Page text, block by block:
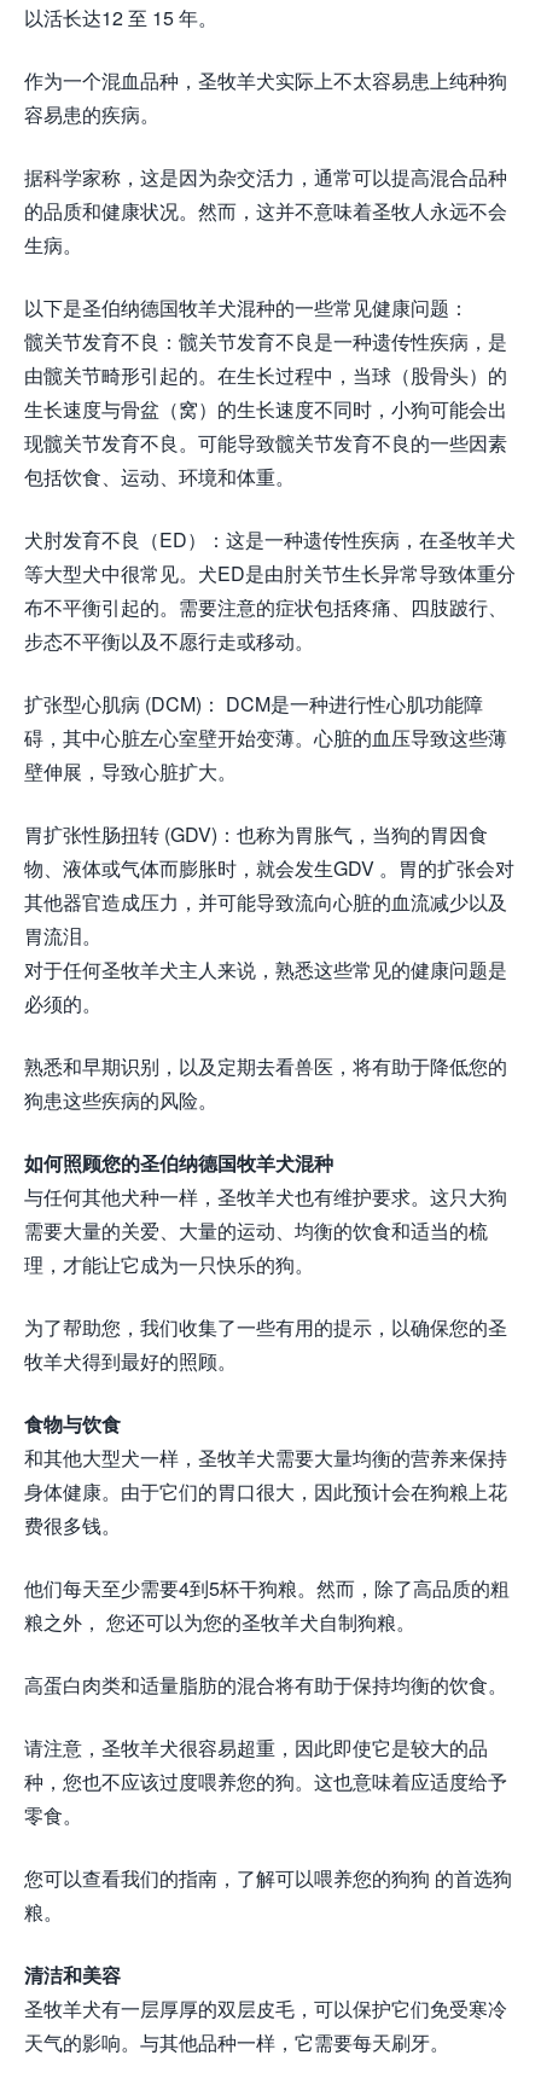
以活长达12 至 15 年。
作为一个混血品种，圣牧羊犬实际上不太容易患上纯种狗
容易患的疾病。
据科学家称，这是因为杂交活力，通常可以提高混合品种
的品质和健康状况。然而，这并不意味着圣牧人永远不会
生病。
以下是圣伯纳德国牧羊犬混种的一些常见健康问题：
髋关节发育不良：髋关节发育不良是一种遗传性疾病，是
由髋关节畸形引起的。在生长过程中，当球（股骨头）的
生长速度与骨盆（窝）的生长速度不同时，小狗可能会出
现髋关节发育不良。可能导致髋关节发育不良的一些因素
包括饮食、运动、环境和体重。
犬肘发育不良（ED）：这是一种遗传性疾病，在圣牧羊犬
等大型犬中很常见。犬ED是由肘关节生长异常导致体重分
布不平衡引起的。需要注意的症状包括疼痛、四肢跛行、
步态不平衡以及不愿行走或移动。
扩张型心肌病 (DCM)： DCM是一种进行性心肌功能障
碍，其中心脏左心室壁开始变薄。心脏的血压导致这些薄
壁伸展，导致心脏扩大。
胃扩张性肠扭转 (GDV)：也称为胃胀气，当狗的胃因食
物、液体或气体而膨胀时，就会发生GDV 。胃的扩张会对
其他器官造成压力，并可能导致流向心脏的血流减少以及
胃流泪。
对于任何圣牧羊犬主人来说，熟悉这些常见的健康问题是
必须的。
熟悉和早期识别，以及定期去看兽医，将有助于降低您的
狗患这些疾病的风险。
如何照顾您的圣伯纳德国牧羊犬混种
与任何其他犬种一样，圣牧羊犬也有维护要求。这只大狗
需要大量的关爱、大量的运动、均衡的饮食和适当的梳
理，才能让它成为一只快乐的狗。
为了帮助您，我们收集了一些有用的提示，以确保您的圣
牧羊犬得到最好的照顾。
食物与饮食
和其他大型犬一样，圣牧羊犬需要大量均衡的营养来保持
身体健康。由于它们的胃口很大，因此预计会在狗粮上花
费很多钱。
他们每天至少需要4到5杯干狗粮。然而，除了高品质的粗
粮之外， 您还可以为您的圣牧羊犬自制狗粮。
高蛋白肉类和适量脂肪的混合将有助于保持均衡的饮食。
请注意，圣牧羊犬很容易超重，因此即使它是较大的品
种，您也不应该过度喂养您的狗。这也意味着应适度给予
零食。
您可以查看我们的指南，了解可以喂养您的狗狗 的首选狗
粮。
清洁和美容
圣牧羊犬有一层厚厚的双层皮毛，可以保护它们免受寒冷
天气的影响。与其他品种一样，它需要每天刷牙。